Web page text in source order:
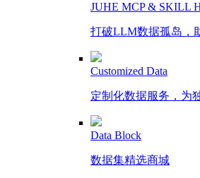
JUHE MCP & SKILL
打破LLM数据孤岛，
Customized Data
定制化数据服务，为
Data Block
数据集精选商城